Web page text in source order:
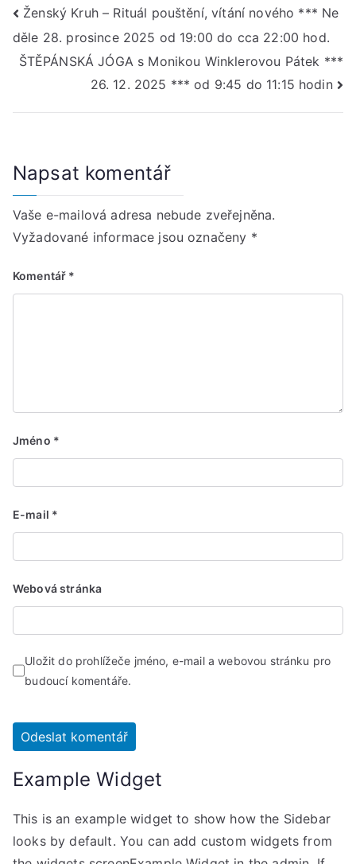
Navigace
pro
příspěvek
Ženský Kruh – Rituál pouštění, vítání nového *** Ne
děle 28. prosince 2025 od 19:00 do cca 22:00 hod.
ŠTĚPÁNSKÁ JÓGA s Monikou Winklerovou Pátek ***
26. 12. 2025 *** od 9:45 do 11:15 hodin
Napsat komentář
Vaše e-mailová adresa nebude zveřejněna.
Vyžadované informace jsou označeny *
Komentář *
Jméno *
E-mail *
Webová stránka
Uložit do prohlížeče jméno, e-mail a webovou stránku pro
budoucí komentáře.
Example Widget
This is an example widget to show how the Sidebar
looks by default. You can add custom widgets from